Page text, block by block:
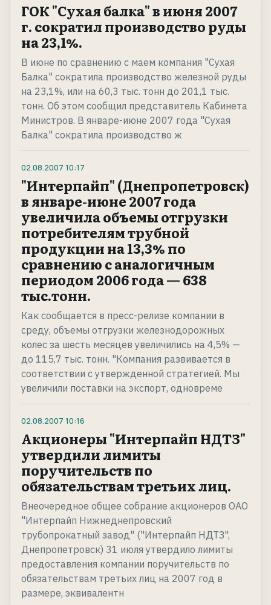
ГОК "Сухая балка" в июня 2007
г. сократил производство руды
на 23,1%.
В июне по сравнению с маем компания "Сухая
Балка" сократила производство железной руды
на 23,1%, или на 60,3 тыс. тонн до 201,1 тыс.
тонн. Об этом сообщил представитель Кабинета
Министров. В январе-июне 2007 года "Сухая
Балка" сократила производство ж
02.08.2007 10:17
"Интерпайп" (Днепропетровск)
в январе-июне 2007 года
увеличила объемы отгрузки
потребителям трубной
продукции на 13,3% по
сравнению с аналогичным
периодом 2006 года — 638
тыс.тонн.
Как сообщается в пресс-релизе компании в
среду, объемы отгрузки железнодорожных
колес за шесть месяцев увеличились на 4,5% —
до 115,7 тыс. тонн. "Компания развивается в
соответствии с утвержденной стратегией. Мы
увеличили поставки на экспорт, одновреме
02.08.2007 10:16
Акционеры "Интерпайп НДТЗ"
утвердили лимиты
поручительств по
обязательствам третьих лиц.
Внеочередное общее собрание акционеров ОАО
"Интерпайп Нижнеднепровский
трубопрокатный завод" ("Интерпайп НДТЗ",
Днепропетровск) 31 июля утвердило лимиты
предоставления компании поручительств по
обязательствам третьих лиц на 2007 год в
размере, эквивалентн